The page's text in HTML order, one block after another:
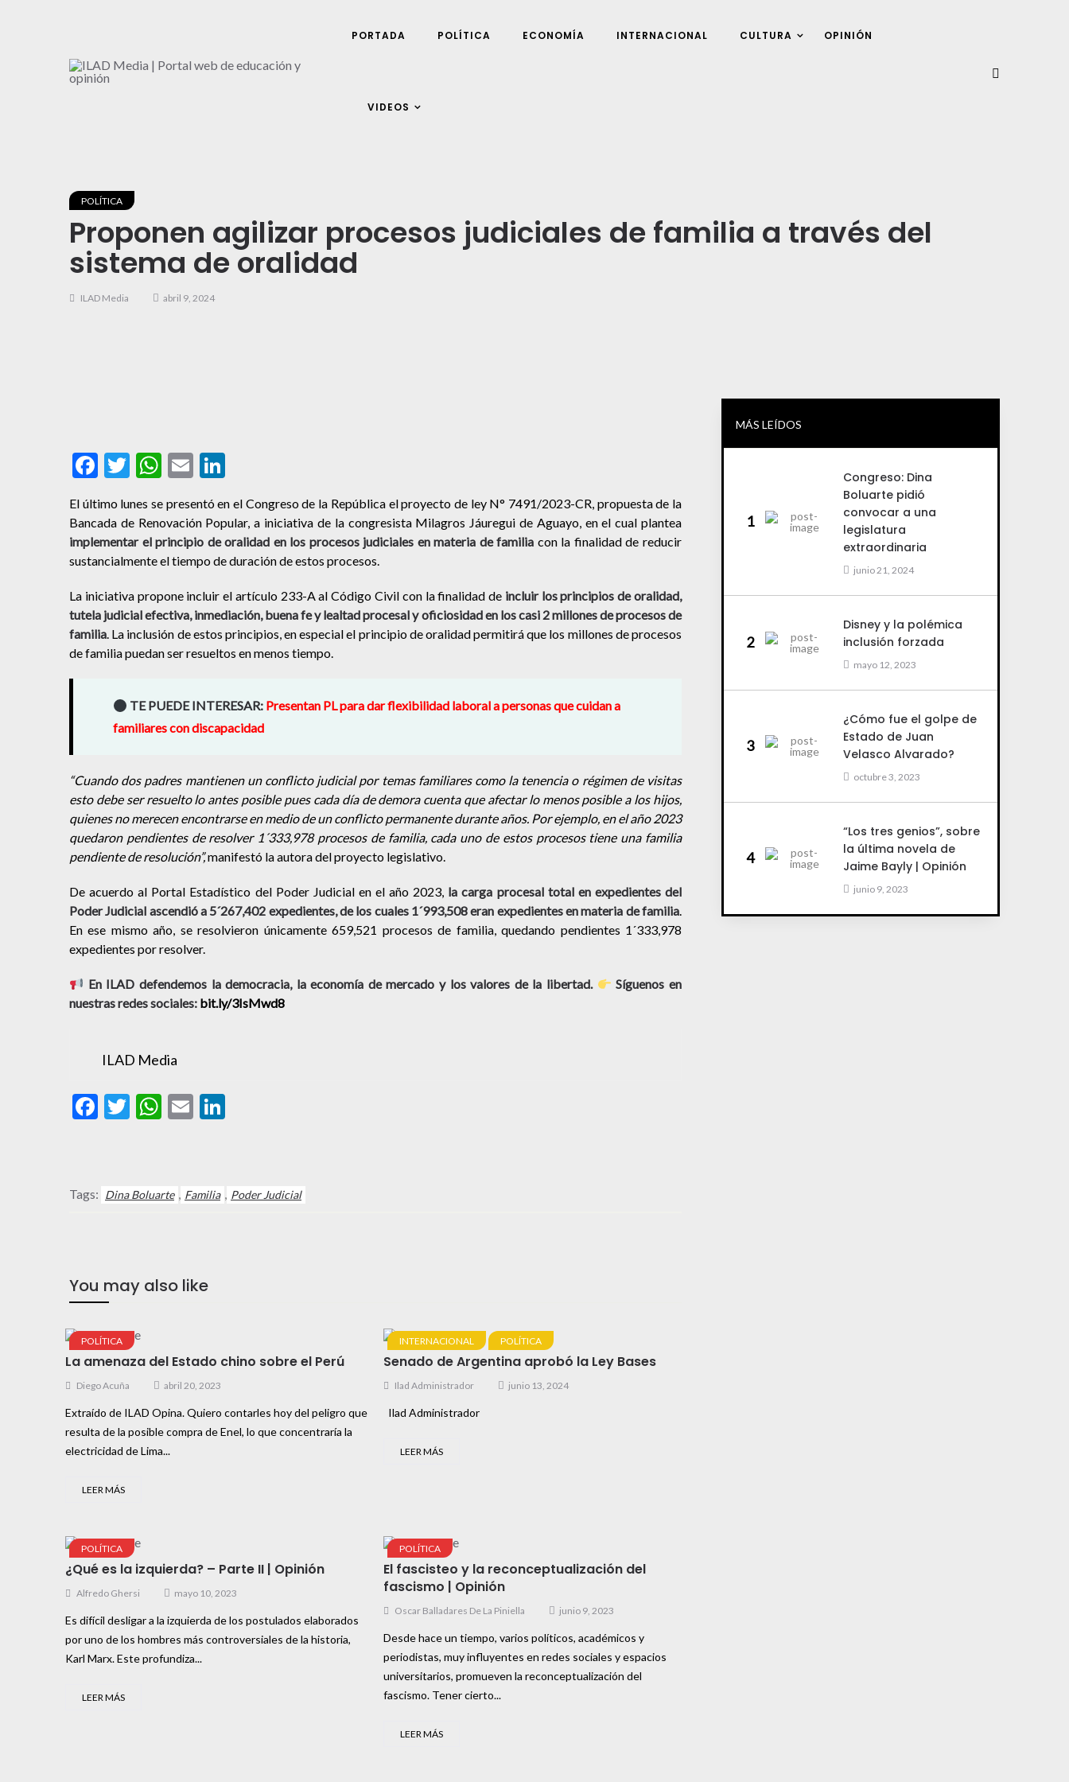
PORTADA POLÍTICA ECONOMÍA INTERNACIONAL CULTURA OPINIÓN
VIDEOS
POLÍTICA
Proponen agilizar procesos judiciales de familia a través del
sistema de oralidad
ILAD Media abril 9, 2024
Facebook
Twitter
WhatsApp
Email
El último lunes se presentó en el Congreso de la República el proyecto de ley N° 7491/2023-CR, propuesta de la
Bancada de Renovación Popular, a iniciativa de la congresista Milagros Jáuregui de Aguayo, en el cual plantea
implementar el principio de oralidad en los procesos judiciales en materia de familia con la finalidad de reducir
sustancialmente el tiempo de duración de estos procesos.
La iniciativa propone incluir el artículo 233-A al Código Civil con la finalidad de incluir los principios de oralidad,
tutela judicial efectiva, inmediación, buena fe y lealtad procesal y oficiosidad en los casi 2 millones de procesos de
familia. La inclusión de estos principios, en especial el principio de oralidad permitirá que los millones de procesos
de familia puedan ser resueltos en menos tiempo.
TE PUEDE INTERESAR: Presentan PL para dar flexibilidad laboral a personas que cuidan a
familiares con discapacidad
“Cuando dos padres mantienen un conflicto judicial por temas familiares como la tenencia o régimen de visitas
esto debe ser resuelto lo antes posible pues cada día de demora cuenta que afectar lo menos posible a los hijos,
quienes no merecen encontrarse en medio de un conflicto permanente durante años. Por ejemplo, en el año 2023
quedaron pendientes de resolver 1´333,978 procesos de familia, cada uno de estos procesos tiene una familia
pendiente de resolución”,manifestó la autora del proyecto legislativo.
De acuerdo al Portal Estadístico del Poder Judicial en el año 2023, la carga procesal total en expedientes del
Poder Judicial ascendió a 5´267,402 expedientes, de los cuales 1´993,508 eran expedientes en materia de familia.
En ese mismo año, se resolvieron únicamente 659,521 procesos de familia, quedando pendientes 1´333,978
expedientes por resolver.
En ILAD defendemos la democracia, la economía de mercado y los valores de la libertad.
Síguenos en
nuestras redes sociales: bit.ly/3IsMwd8
ILAD Media
Facebook
Twitter
WhatsApp
Email
Tags: Dina Boluarte , Familia , Poder Judicial
You may also like
POLÍTICA
La amenaza del Estado chino sobre el Perú
Diego Acuña abril 20, 2023
Extraído de ILAD Opina. Quiero contarles hoy del peligro que
resulta de la posible compra de Enel, lo que concentraría la
electricidad de Lima...
LEER MÁS
INTERNACIONAL POLÍTICA
Senado de Argentina aprobó la Ley Bases
Ilad Administrador junio 13, 2024
Ilad Administrador
LEER MÁS
POLÍTICA
¿Qué es la izquierda? – Parte II | Opinión
Alfredo Ghersi mayo 10, 2023
Es difícil desligar a la izquierda de los postulados elaborados
por uno de los hombres más controversiales de la historia,
Karl Marx. Este profundiza...
LEER MÁS
POLÍTICA
El fascisteo y la reconceptualización del
fascismo | Opinión
Oscar Balladares De La Piniella junio 9, 2023
Desde hace un tiempo, varios políticos, académicos y
periodistas, muy influyentes en redes sociales y espacios
universitarios, promueven la reconceptualización del
fascismo. Tener cierto...
LEER MÁS
MÁS LEÍDOS
1
Congreso: Dina
Boluarte pidió
convocar a una
legislatura
extraordinaria
junio 21, 2024
2
Disney y la polémica
inclusión forzada
mayo 12, 2023
3
¿Cómo fue el golpe de
Estado de Juan
Velasco Alvarado?
octubre 3, 2023
4
“Los tres genios”, sobre
la última novela de
Jaime Bayly | Opinión
junio 9, 2023